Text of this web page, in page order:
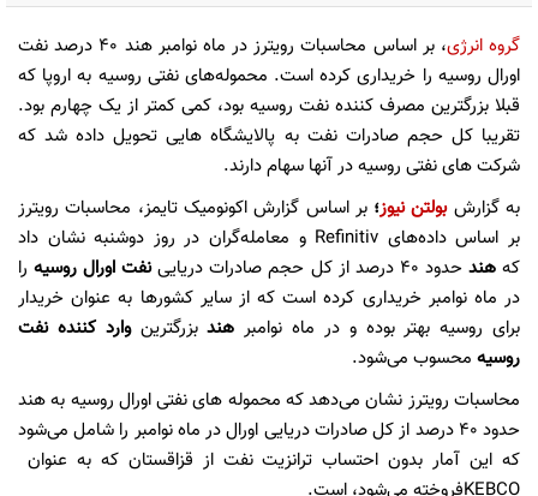
گروه انرژی
، بر اساس محاسبات رویترز در ماه نوامبر هند ۴۰ درصد نفت
اورال روسیه را خریداری کرده است. محموله‌های نفتی روسیه به اروپا که
قبلا بزرگترین مصرف کننده نفت روسیه بود، کمی کمتر از یک چهارم بود.
تقریبا کل حجم صادرات نفت به پالایشگاه هایی تحویل داده شد که
شرکت های نفتی روسیه در آنها سهام دارند.
به گزارش بولتن نیوز؛ بر اساس گزارش اکونومیک تایمز، محاسبات رویترز
بر اساس داده‌های Refinitiv و معامله‌گران در روز دوشنبه نشان داد
کههند حدود 40 درصد از کل حجم صادرات دریایی نفت اورال روسیهرا
در ماه نوامبر خریداری کرده است که از سایر کشورها به عنوان خریدار
برای روسیه بهتر بوده و در ماه نوامبر هندبزرگترینوارد کننده نفت
روسیه محسوب می‌شود.
محاسبات رویترز نشان می‌دهد که محموله های نفتی اورال روسیه به هند
حدود 40 درصد از کل صادرات دریایی اورال در ماه نوامبر را شامل می‌شود
که این آمار بدون احتساب ترانزیت نفت از قزاقستان که به عنوان